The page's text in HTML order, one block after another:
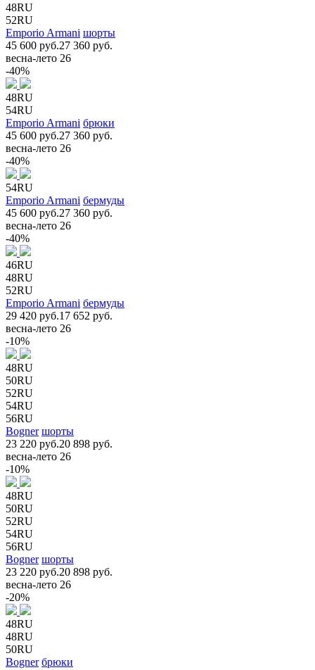
48RU
52RU
Emporio Armani шорты
45 600 руб.27 360 руб.
весна-лето 26
-40%
48RU
54RU
Emporio Armani брюки
45 600 руб.27 360 руб.
весна-лето 26
-40%
54RU
Emporio Armani бермуды
45 600 руб.27 360 руб.
весна-лето 26
-40%
46RU
48RU
52RU
Emporio Armani бермуды
29 420 руб.17 652 руб.
весна-лето 26
-10%
48RU
50RU
52RU
54RU
56RU
Bogner шорты
23 220 руб.20 898 руб.
весна-лето 26
-10%
48RU
50RU
52RU
54RU
56RU
Bogner шорты
23 220 руб.20 898 руб.
весна-лето 26
-20%
48RU
48RU
50RU
Bogner брюки